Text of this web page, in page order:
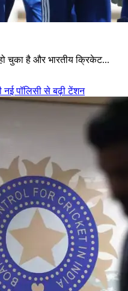
चुका है और भारतीय क्रिकेट...
पॉलिसी से बढ़ी टेंशन